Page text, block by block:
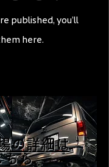
published, you’ll
here.
の詳細は
ちら